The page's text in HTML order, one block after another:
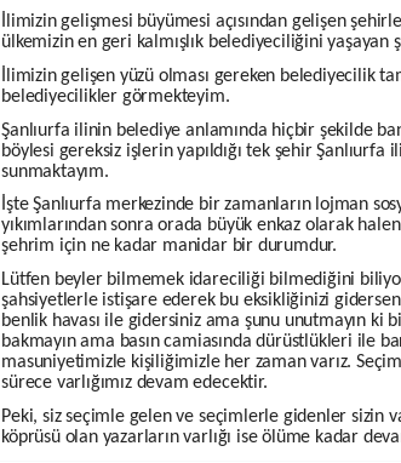
İlimizin gelişmesi büyümesi açısından gelişen
ülkemizin en geri kalmışlık belediyeciliğini yaşayan
İlimizin gelişen yüzü olması gereken belediyecilik
belediyecilikler görmekteyim.
Şanlıurfa ilinin belediye anlamında hiçbir şekilde
böylesi gereksiz işlerin yapıldığı tek şehir
sunmaktayım.
İşte Şanlıurfa merkezinde bir zamanların lojman
yıkımlarından sonra orada büyük enkaz olarak
şehrim için ne kadar manidar bir durumdur.
Lütfen beyler bilmemek idareciliği bilmediğini
şahsiyetlerle istişare ederek bu eksikliğinizi
benlik havası ile gidersiniz ama şunu unutmayın ki
bakmayın ama basın camiasında dürüstlükleri ile
masuniyetimizle kişiliğimizle her zaman varız.
sürece varlığımız devam edecektir.
Peki, siz seçimle gelen ve seçimlerle gidenler sizin
köprüsü olan yazarların varlığı ise ölüme kadar